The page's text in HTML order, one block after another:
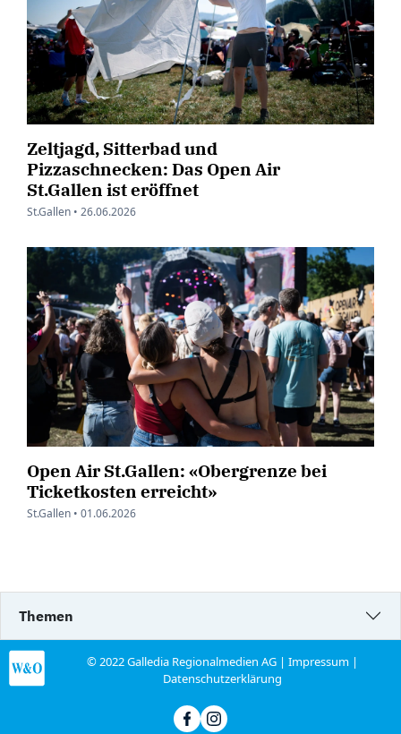
Zeltjagd, Sitterbad und
Pizzaschnecken: Das Open Air
St.Gallen ist eröffnet
St.Gallen • 26.06.2026
Open Air St.Gallen: «Obergrenze bei
Ticketkosten erreicht»
St.Gallen • 01.06.2026
Themen
© 2022 Galledia Regionalmedien AG |Impressum |
Datenschutzerklärung